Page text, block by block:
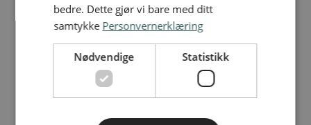
bedre. Dette gjør vi bare med ditt
samtykke Personvernerklæring
Nødvendige Statistikk